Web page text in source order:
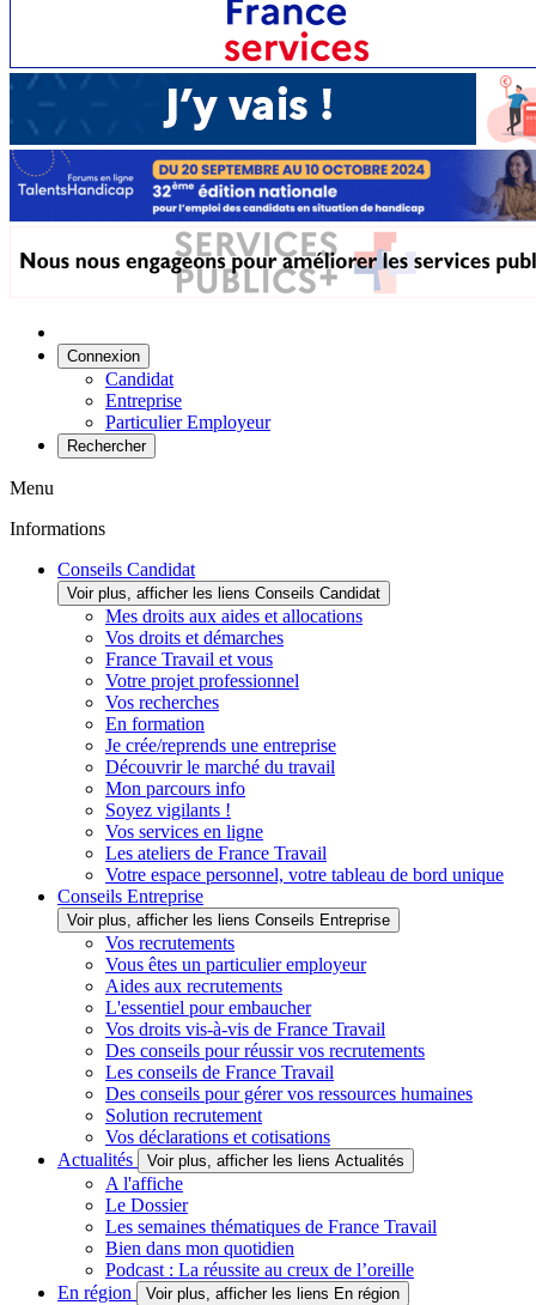
Connexion
Candidat
Entreprise
Particulier Employeur
Rechercher
Menu
Informations
Conseils Candidat
Voir plus, afficher les liens Conseils Candidat
Mes droits aux aides et allocations
Vos droits et démarches
France Travail et vous
Votre projet professionnel
Vos recherches
En formation
Je crée/reprends une entreprise
Découvrir le marché du travail
Mon parcours info
Soyez vigilants !
Vos services en ligne
Les ateliers de France Travail
Votre espace personnel, votre tableau de bord unique
Conseils Entreprise
Voir plus, afficher les liens Conseils Entreprise
Vos recrutements
Vous êtes un particulier employeur
Aides aux recrutements
L'essentiel pour embaucher
Vos droits vis-à-vis de France Travail
Des conseils pour réussir vos recrutements
Les conseils de France Travail
Des conseils pour gérer vos ressources humaines
Solution recrutement
Vos déclarations et cotisations
Actualités
Voir plus, afficher les liens Actualités
A l'affiche
Le Dossier
Les semaines thématiques de France Travail
Bien dans mon quotidien
Podcast : La réussite au creux de l’oreille
En région
Voir plus, afficher les liens En région